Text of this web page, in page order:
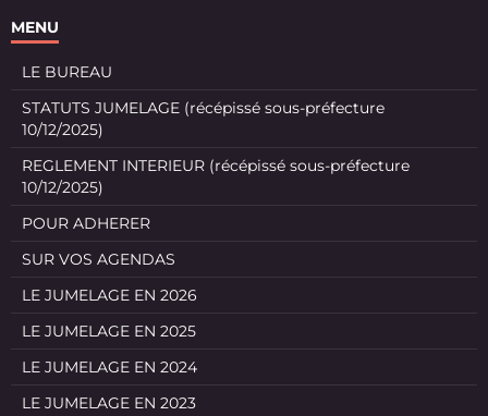
MENU
LE BUREAU
STATUTS JUMELAGE (récépissé sous-préfecture
10/12/2025)
REGLEMENT INTERIEUR (récépissé sous-préfecture
10/12/2025)
POUR ADHERER
SUR VOS AGENDAS
LE JUMELAGE EN 2026
LE JUMELAGE EN 2025
LE JUMELAGE EN 2024
LE JUMELAGE EN 2023